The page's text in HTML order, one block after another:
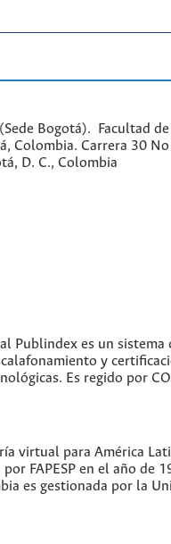
Bogotá). Facultad de
Colombia. Carrera 30
D. C., Colombia
Publindex es un
y
Es regido por
virtual para América
FAPESP en el año de
es gestionada por la